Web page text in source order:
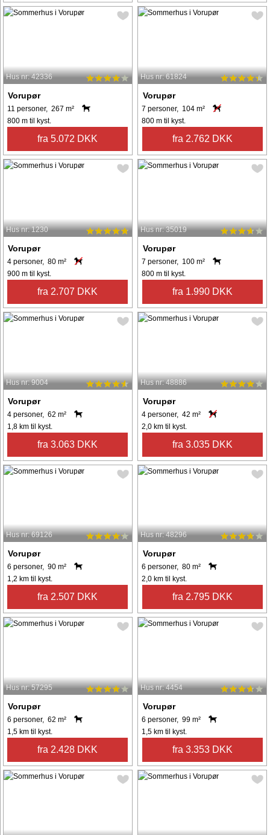
Hus nr: 42336
Vorupør
11 personer, 267 m²
800 m til kyst.
fra 5.072 DKK
Hus nr: 61824
Vorupør
7 personer, 104 m²
800 m til kyst.
fra 2.762 DKK
Hus nr: 1230
Vorupør
4 personer, 80 m²
900 m til kyst.
fra 2.707 DKK
Hus nr: 35019
Vorupør
7 personer, 100 m²
800 m til kyst.
fra 1.990 DKK
Hus nr: 9004
Vorupør
4 personer, 62 m²
1,8 km til kyst.
fra 3.063 DKK
Hus nr: 48886
Vorupør
4 personer, 42 m²
2,0 km til kyst.
fra 3.035 DKK
Hus nr: 69126
Vorupør
6 personer, 90 m²
1,2 km til kyst.
fra 2.507 DKK
Hus nr: 48296
Vorupør
6 personer, 80 m²
2,0 km til kyst.
fra 2.795 DKK
Hus nr: 57295
Vorupør
6 personer, 62 m²
1,5 km til kyst.
fra 2.428 DKK
Hus nr: 4454
Vorupør
6 personer, 99 m²
1,5 km til kyst.
fra 3.353 DKK